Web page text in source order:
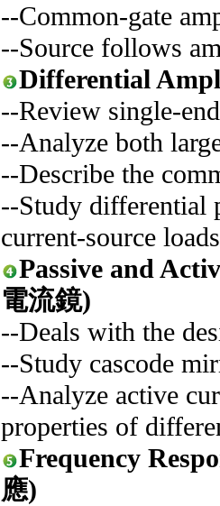
--Common-gate
--Source follows
Differential
--Review single-
--Analyze both
--Describe the
--Study differential
current-source loads
Passive and
電流鏡)
--Deals with the
--Study cascode
--Analyze active
properties of
Frequency
應)